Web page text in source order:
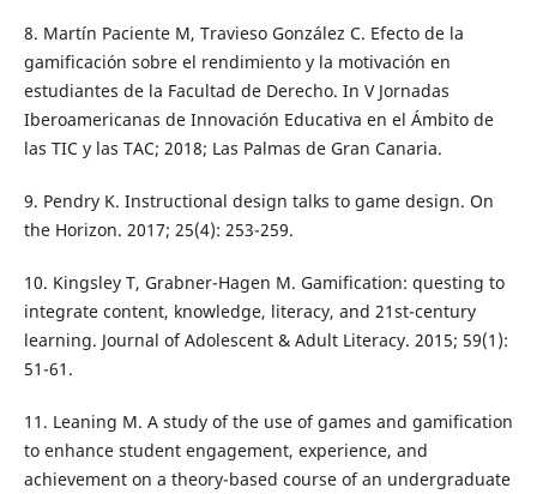
8. Martín Paciente M, Travieso González C. Efecto de la
gamificación sobre el rendimiento y la motivación en
estudiantes de la Facultad de Derecho. In V Jornadas
Iberoamericanas de Innovación Educativa en el Ámbito de
las TIC y las TAC; 2018; Las Palmas de Gran Canaria.
9. Pendry K. Instructional design talks to game design. On
the Horizon. 2017; 25(4): 253-259.
10. Kingsley T, Grabner-Hagen M. Gamification: questing to
integrate content, knowledge, literacy, and 21st-century
learning. Journal of Adolescent & Adult Literacy. 2015; 59(1):
51-61.
11. Leaning M. A study of the use of games and gamification
to enhance student engagement, experience, and
achievement on a theory-based course of an undergraduate